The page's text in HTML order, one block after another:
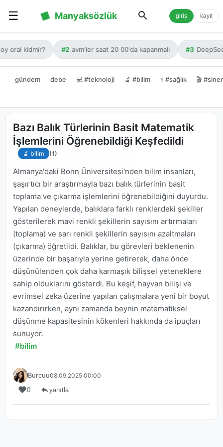
☰ Manyaksözlük giriş kayıt
oral kidmir? #2 avm'ler saat 20 00'da kapanmalı #3
gündem debe 💻 #teknoloji 🔬 #bilim ⚕️ #sağlık 🎬
Bazı Balık Türlerinin Basit Matematik
İşlemlerini Öğrenebildiği Keşfedildi
🔬 bilim (1)
Almanya'daki Bonn Üniversitesi'nden bilim insanları,
şaşırtıcı bir araştırmayla bazı balık türlerinin basit
toplama ve çıkarma işlemlerini öğrenebildiğini duyurdu.
Yapılan deneylerde, balıklara farklı renklerdeki şekiller
gösterilerek mavi renkli şekillerin sayısını artırmaları
(toplama) ve sarı renkli şekillerin sayısını azaltmaları
(çıkarma) öğretildi. Balıklar, bu görevleri beklenenin
üzerinde bir başarıyla yerine getirerek, daha önce
düşünülenden çok daha karmaşık bilişsel yeteneklere
sahip olduklarını gösterdi. Bu keşif, hayvan bilişi ve
evrimsel zeka üzerine yapılan çalışmalara yeni bir boyut
kazandırırken, aynı zamanda beynin matematiksel
düşünme kapasitesinin kökenleri hakkında da ipuçları
sunuyor.
#bilim
Burcuu08.09.2025 00:00
0
yanıtla